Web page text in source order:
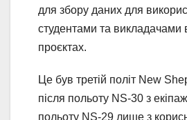
для збору даних для
студентами та викладачами
проєктах.
Це був третій політ New
після польоту NS-30 з
польоту NS-29 лише з